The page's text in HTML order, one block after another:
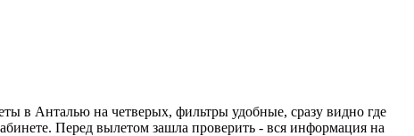
в Анталью на четверых, фильтры удобные, сразу видно где
Перед вылетом зашла проверить - вся информация на